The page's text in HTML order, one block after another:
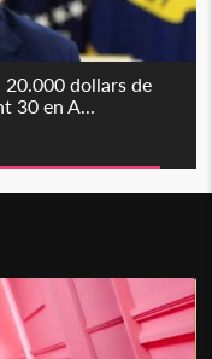
dollars de
30 en A...